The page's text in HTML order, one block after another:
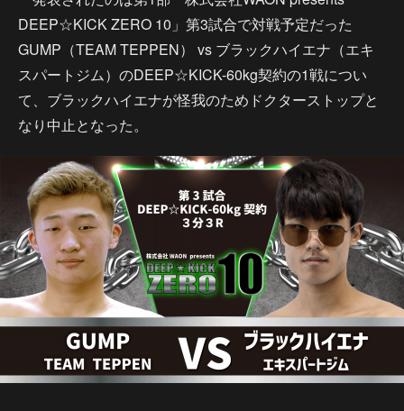
DEEP☆KICK ZERO 10」第3試合で対戦予定だった
GUMP（TEAM TEPPEN） vs ブラックハイエナ（エキ
スパートジム）のDEEP☆KICK-60kg契約の1戦につい
て、ブラックハイエナが怪我のためドクターストップと
なり中止となった。